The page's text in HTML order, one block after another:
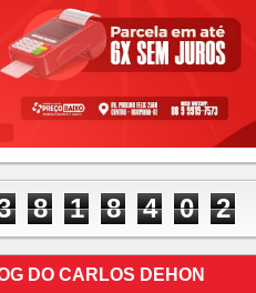
8 1 8 4 0 2
DO CARLOS DEHON